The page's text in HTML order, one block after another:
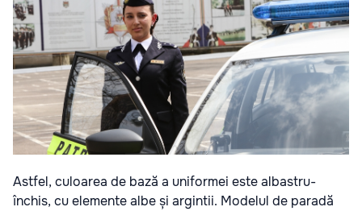
Astfel, culoarea de bază a uniformei este albastru-
închis, cu elemente albe și argintii. Modelul de paradă